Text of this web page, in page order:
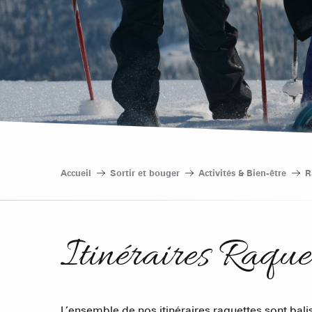
Accueil Sortir et bouger Activités & Bien-être
Itinéraires